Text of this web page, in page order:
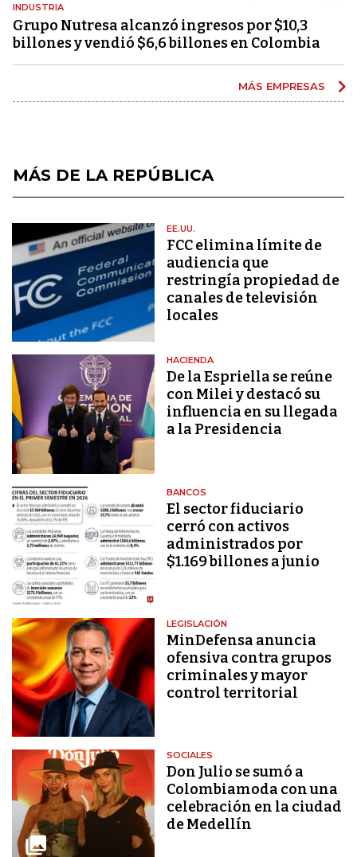
INDUSTRIA
Grupo Nutresa alcanzó ingresos por $10,3
billones y vendió $6,6 billones en Colombia
MÁS EMPRESAS
MÁS DE LA REPÚBLICA
EE.UU.
FCC elimina límite de
audiencia que
restringía propiedad de
canales de televisión
locales
HACIENDA
De la Espriella se reúne
con Milei y destacó su
influencia en su llegada
a la Presidencia
BANCOS
El sector fiduciario
cerró con activos
administrados por
$1.169 billones a junio
LEGISLACIÓN
MinDefensa anuncia
ofensiva contra grupos
criminales y mayor
control territorial
SOCIALES
Don Julio se sumó a
Colombiamoda con una
celebración en la ciudad
de Medellín